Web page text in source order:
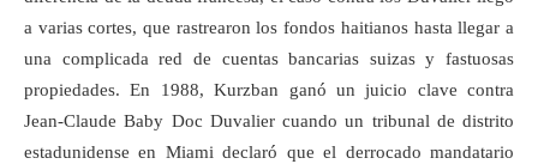
a varias cortes, que rastrearon los fondos haitianos hasta llegar a
una complicada red de cuentas bancarias suizas y fastuosas
propiedades. En 1988, Kurzban ganó un juicio clave contra
Jean-Claude Baby Doc Duvalier cuando un tribunal de distrito
estadunidense en Miami declaró que el derrocado mandatario